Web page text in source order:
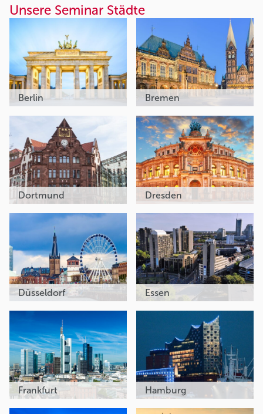
Unsere Seminar Städte
Berlin Bremen
Dortmund Dresden
Düsseldorf Essen
Frankfurt Hamburg